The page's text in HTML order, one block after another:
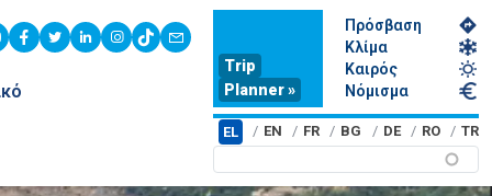
youtubefacebook
twitterlinkedininstagram
tiktokcontact
Trip
Planner »
Πρόσβαση
Κλίμα
Καιρός
Νόμισμα
EL EN FR BG DE RO TR